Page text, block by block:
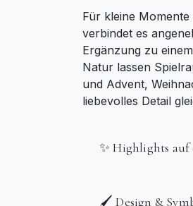
Für kleine
verbindet es
Ergänzung zu
Natur lassen
und Advent,
liebevolles Detail
✨ Highlights
🖌️ Design &